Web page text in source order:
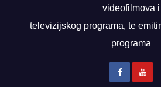
videofilmova i
televizijskog programa, te
programa